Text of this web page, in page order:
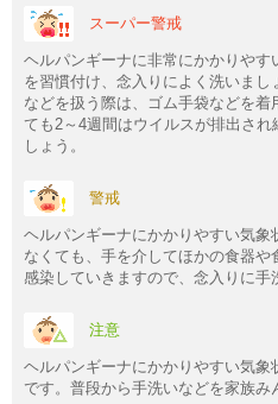
スーパー警戒
ヘルパンギーナに非常にかかりや
を習慣付け、念入りによく洗いま
などを扱う際は、ゴム手袋などを
ても2～4週間はウイルスが排出さ
しょう。
警戒
ヘルパンギーナにかかりやすい気
なくても、手を介してほかの食器
感染していきますので、念入りに手
注意
ヘルパンギーナにかかりやすい気
です。普段から手洗いなどを家族み